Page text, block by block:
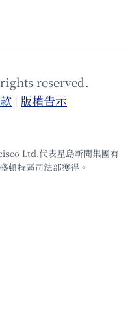
reserved.
| 版權告⽰
Ltd.代表星島新聞集團有
頓特區司法部獲得。